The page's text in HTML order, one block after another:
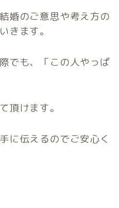
婚のご意思や考え方の
きます。
でも、「この人やっぱ
頂けます。
に伝えるのでご安心く